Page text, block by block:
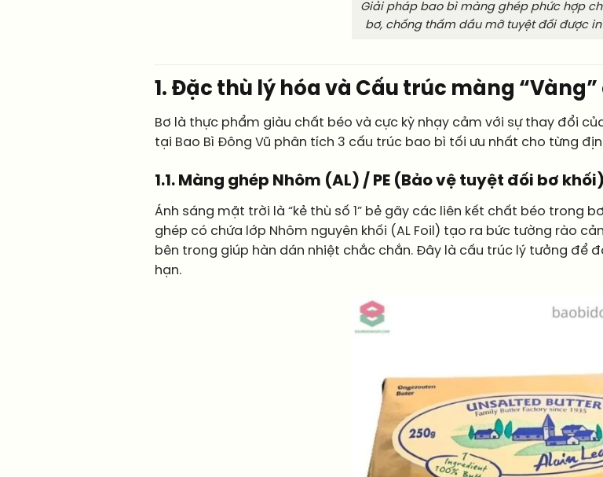
Giải pháp bao bì màng ghép phức hợp
bơ, chống thấm dầu mỡ tuyệt đối được
1. Đặc thù lý hóa và Cấu trúc màng “Vàng”
Bơ là thực phẩm giàu chất béo và cực kỳ nhạy cảm với sự thay đổi
tại Bao Bì Đông Vũ phân tích 3 cấu trúc bao bì tối ưu nhất cho từng
1.1. Màng ghép Nhôm (AL) / PE (Bảo vệ tuyệt đối bơ khối)
Ánh sáng mặt trời là “kẻ thù số 1” bẻ gãy các liên kết chất béo trong
ghép có chứa lớp Nhôm nguyên khối (AL Foil) tạo ra bức tường rào cản
bên trong giúp hàn dán nhiệt chắc chắn. Đây là cấu trúc lý tưởng để
hạn.